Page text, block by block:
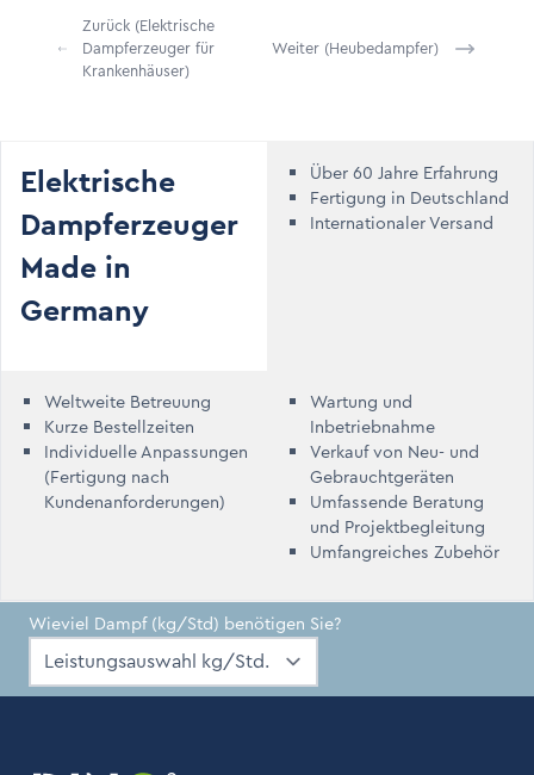
Zurück (Elektrische
Dampferzeuger für
Krankenhäuser)
Weiter (Heubedampfer)
Elektrische
Dampferzeuger
Made in
Germany
Über 60 Jahre Erfahrung
Fertigung in Deutschland
Internationaler Versand
Weltweite Betreuung
Kurze Bestellzeiten
Individuelle Anpassungen
(Fertigung nach
Kundenanforderungen)
Wartung und
Inbetriebnahme
Verkauf von Neu- und
Gebrauchtgeräten
Umfassende Beratung
und Projektbegleitung
Umfangreiches Zubehör
Wieviel Dampf (kg/Std) benötigen Sie?